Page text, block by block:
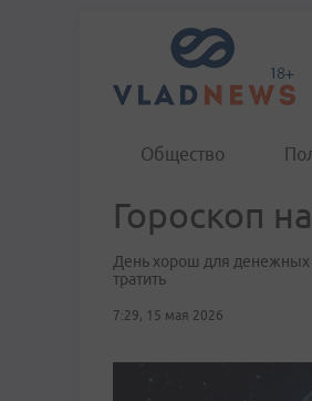
Общество
Гороскоп
День хорош для денежных
тратить
7:29, 15 мая 2026